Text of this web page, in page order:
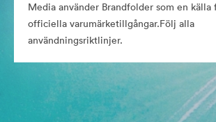
Media använder Brandfolder som en källa
officiella varumärketillgångar.Följ alla
användningsriktlinjer.